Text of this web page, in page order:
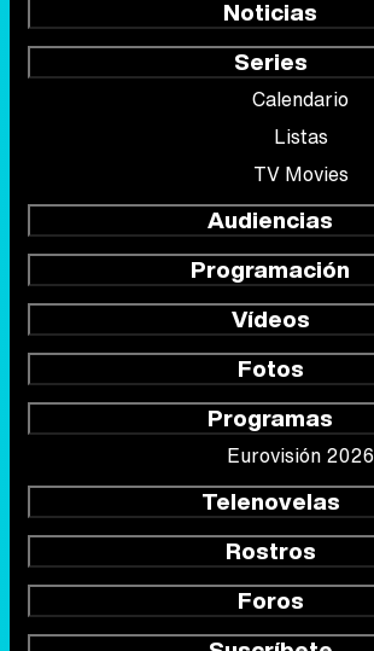
Noticias
Series
Calendario
Listas
TV Movies
Audiencias
Programación
Vídeos
Fotos
Programas
Eurovisión 2026
Telenovelas
Rostros
Foros